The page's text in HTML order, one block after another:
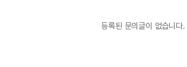
등록된 문의글이 없습니다.